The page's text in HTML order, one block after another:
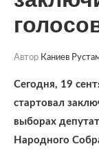
Автор Каниев
Сегодня, 19
стартовал
выборах
Народного